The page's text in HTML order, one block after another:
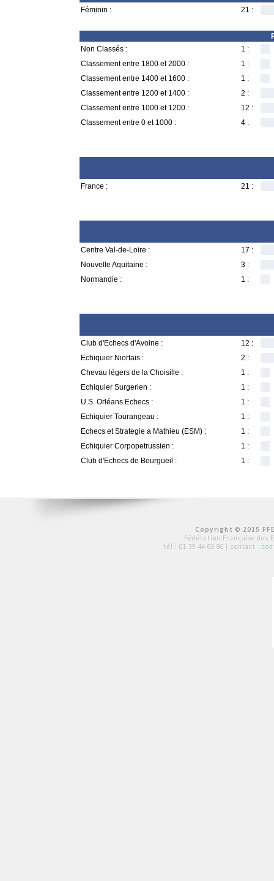
Féminin : 21 :
Non Classés :
1 :
Classement entre 1800 et 2000 :
1 :
Classement entre 1400 et 1600 :
1 :
Classement entre 1200 et 1400 :
2 :
Classement entre 1000 et 1200 :
12 :
Classement entre 0 et 1000 :
4 :
France : 21 :
Centre Val-de-Loire :
17 :
Nouvelle Aquitaine :
3 :
Normandie :
1 :
Club d'Echecs d'Avoine :
12 :
Echiquier Niortais :
2 :
Chevau légers de la Choisille :
1 :
Echiquier Surgerien :
1 :
U.S. Orléans.Echecs :
1 :
Echiquier Tourangeau :
1 :
Echecs et Strategie a Mathieu (ESM) :
1 :
Echiquier Corpopetrussien :
1 :
Club d'Echecs de Bourgueil :
1 :
Copyright © 2015
Fédération Française des
tél : 01 39 44 65 80 | contact :